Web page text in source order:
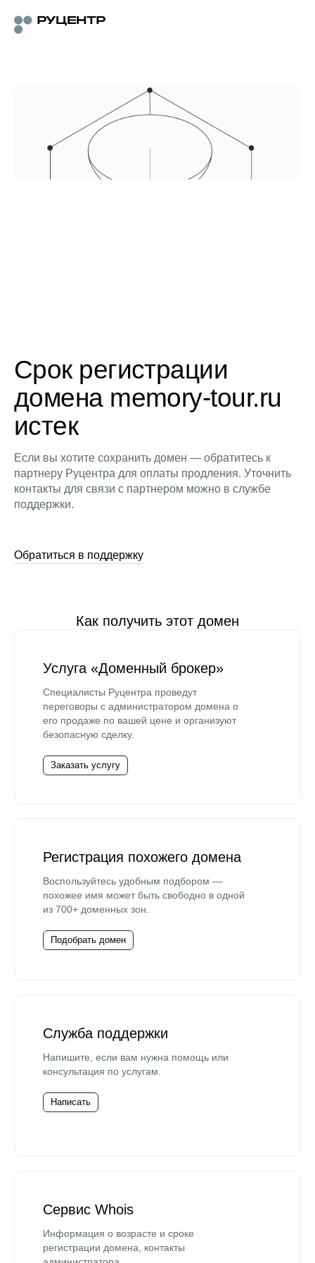
Срок регистрации
домена memory-tour.ru
истек
Если вы хотите сохранить домен — обратитесь к
партнеру Руцентра для оплаты продления. Уточнить
контакты для связи с партнером можно в службе
поддержки.
Обратиться в поддержку
Как получить этот домен
Услуга «Доменный брокер»
Специалисты Руцентра проведут
переговоры с администратором домена о
его продаже по вашей цене и организуют
безопасную сделку.
Заказать услугу
Регистрация похожего домена
Воспользуйтесь удобным подбором —
похожее имя может быть свободно в одной
из 700+ доменных зон.
Подобрать домен
Служба поддержки
Напишите, если вам нужна помощь или
консультация по услугам.
Написать
Сервис Whois
Информация о возрасте и сроке
регистрации домена, контакты